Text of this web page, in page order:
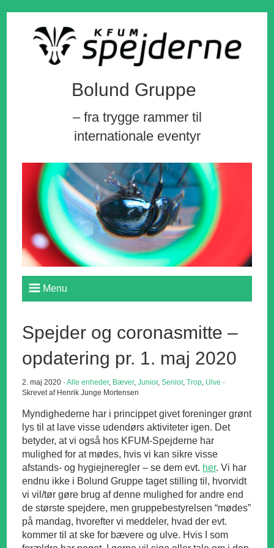
Bolund Gruppe
– fra trygge rammer til
internationale eventyr
Menu
Spejder og coronasmitte –
opdatering pr. 1. maj 2020
2. maj 2020 ·Alle enheder, Bæver,Junior,Senior,Trop, Ulve ·
Skrevet af Henrik Junge Mortensen
Myndighederne har i princippet givet foreninger grønt
lys til at lave visse udendørs aktiviteter igen. Det
betyder, at vi også hos KFUM-Spejderne har
mulighed for at mødes, hvis vi kan sikre visse
afstands- og hygiejneregler – se dem evt. her. Vi har
endnu ikke i Bolund Gruppe taget stilling til, hvorvidt
vi vil/tør gøre brug af denne mulighed for andre end
de største spejdere, men gruppebestyrelsen “mødes”
på mandag, hvorefter vi meddeler, hvad der evt.
kommer til at ske for bævere og ulve. Hvis I som